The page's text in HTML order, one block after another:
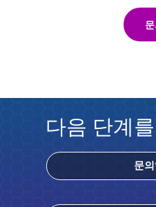
다음 단계
문